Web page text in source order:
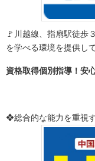
🚩川越線、指扇駅徒歩
を学べる環境を提供し
資格取得個別指導！安
❖総合的な能力を重視